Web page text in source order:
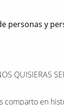
personas y
QUISIERAS
en